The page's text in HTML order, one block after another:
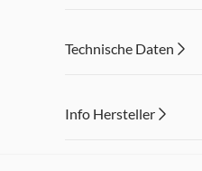
Technische Daten
Info Hersteller